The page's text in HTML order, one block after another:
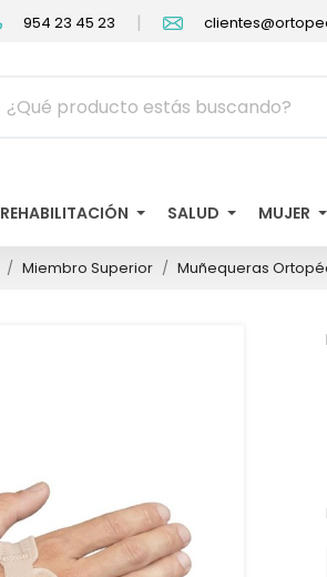
954 23 45 23 |
REHABILITACIÓN SALUD MUJER
Miembro Superior Muñequeras